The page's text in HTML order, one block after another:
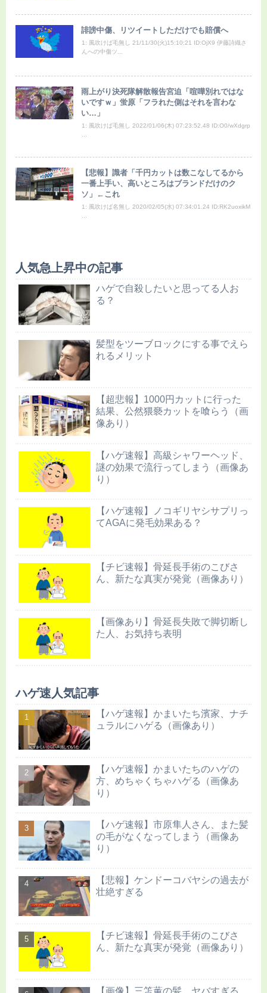
誹謗中傷、リツイートしただけでも賠償へ
1: 風吹けば毛無し 21/11/30(火)15:10:21 ID:OjX9 伊藤詩織さ
んへの中傷ツ...
雨上がり決死隊解散報告宮迫「喧嘩別れではな
いですｗ」蛍原「フラれた側はそれを言わな
い…」
1: 風吹けば毛無し 2022/01/06(木) 07:23:52.48 ID:O0/wXdgrp
...
【悲報】識者「千円カットは数こなしてるから
一番上手い、高いところはブランドだけのク
ソ」←これ
1: 風吹けば名無し 2020/02/05(水) 07:34:01.24 ID:RK2uoxikM
...
人気急上昇中の記事
ハゲで自殺したいと思ってる人お
る？
髪型をツーブロックにする事でえら
れるメリット
【超悲報】1000円カットに行った
結果、公然猥褻カットを喰らう（画
像あり）
【ハゲ速報】高級シャワーヘッド、
謎の効果で流行ってしまう（画像あ
り）
【ハゲ速報】ノコギリヤシサプリっ
てAGAに発毛効果ある？
【チビ速報】骨延長手術のこびさ
ん、新たな真実が発覚（画像あり）
【画像あり】骨延長失敗で脚切断し
た人、お気持ち表明
ハゲ速人気記事
【ハゲ速報】かまいたち濱家、ナチ
ュラルにハゲる（画像あり）
【ハゲ速報】かまいたちのハゲの
方、めちゃくちゃハゲる（画像あ
り）
【ハゲ速報】市原隼人さん、また髪
の毛がなくなってしまう（画像あ
り）
【悲報】ケンドーコバヤシの過去が
壮絶すぎる
【チビ速報】骨延長手術のこびさ
ん、新たな真実が発覚（画像あり）
【画像】三笘薫の髪、ヤバすぎる